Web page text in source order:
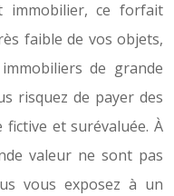
immobilier, ce forfait
faible de vos objets,
de grande
risquez de payer des
et surévaluée. À
valeur ne sont pas
vous exposez à un